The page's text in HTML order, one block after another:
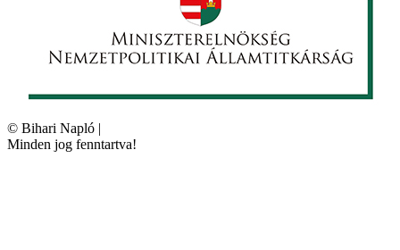
© Bihari Napló
Minden jog fenntartva!